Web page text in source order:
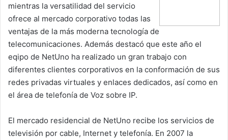
mientras la versatilidad del servicio
ofrece al mercado corporativo todas las
ventajas de la más moderna tecnología de
telecomunicaciones. Además destacó que este año el
eqipo de NetUno ha realizado un gran trabajo con
diferentes clientes corporativos en la conformación de sus
redes privadas virtuales y enlaces dedicados, así como en
el área de telefonía de Voz sobre IP.
El mercado residencial de NetUno recibe los servicios de
televisión por cable, Internet y telefonía. En 2007 la